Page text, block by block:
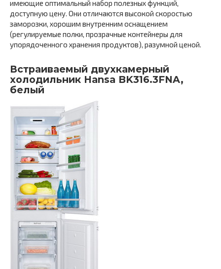
имеющие оптимальный набор полезных функций,
доступную цену. Они отличаются высокой скоростью
заморозки, хорошим внутренним оснащением
(регулируемые полки, прозрачные контейнеры для
упорядоченного хранения продуктов), разумной ценой.
Встраиваемый двухкамерный
холодильник Hansa BK316.3FNA,
белый